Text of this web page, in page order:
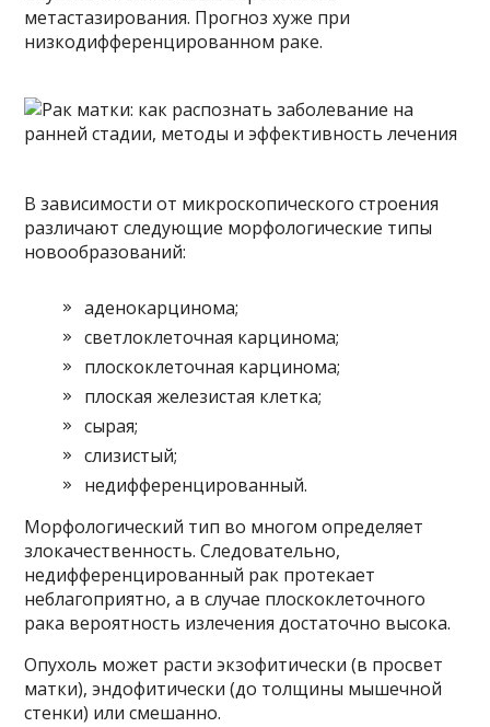
метастазирования. Прогноз хуже при
низкодифференцированном раке.
В зависимости от микроскопического строения
различают следующие морфологические типы
новообразований:
аденокарцинома;
светлоклеточная карцинома;
плоскоклеточная карцинома;
плоская железистая клетка;
сырая;
слизистый;
недифференцированный.
Морфологический тип во многом определяет
злокачественность. Следовательно,
недифференцированный рак протекает
неблагоприятно, а в случае плоскоклеточного
рака вероятность излечения достаточно высока.
Опухоль может расти экзофитически (в просвет
матки), эндофитически (до толщины мышечной
стенки) или смешанно.